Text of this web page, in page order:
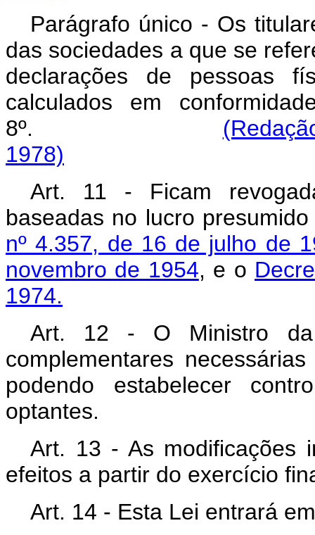
Parágrafo único - Os
das sociedades a que se
declarações de pessoas
calculados em
8º.
1978)
Art. 11 - Ficam
baseadas no lucro
nº 4.357, de 16 de julho de
novembro de 1954, e o
1974.
Art. 12 - O Ministro da
complementares
podendo estabelecer
optantes.
Art. 13 - As modificações
efeitos a partir do exercício
Art. 14 - Esta Lei entrará